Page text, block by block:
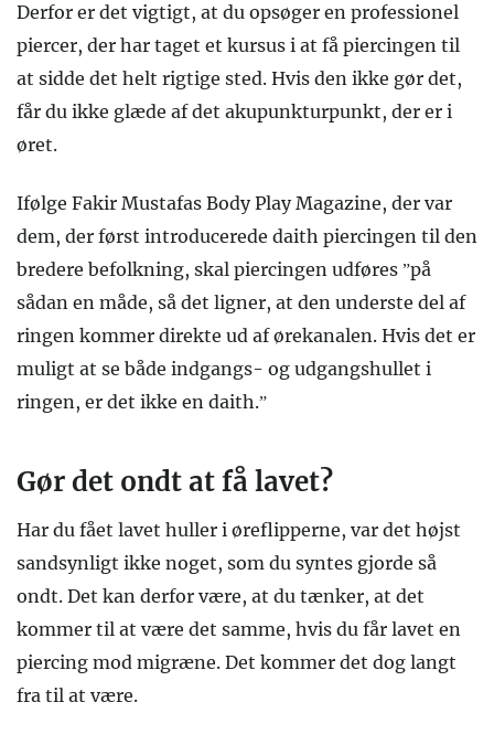
Derfor er det vigtigt, at du opsøger en professionel
piercer, der har taget et kursus i at få piercingen til
at sidde det helt rigtige sted. Hvis den ikke gør det,
får du ikke glæde af det akupunkturpunkt, der er i
øret.
Ifølge Fakir Mustafas Body Play Magazine, der var
dem, der først introducerede daith piercingen til den
bredere befolkning, skal piercingen udføres ”på
sådan en måde, så det ligner, at den underste del af
ringen kommer direkte ud af ørekanalen. Hvis det er
muligt at se både indgangs- og udgangshullet i
ringen, er det ikke en daith.”
Gør det ondt at få lavet?
Har du fået lavet huller i øreflipperne, var det højst
sandsynligt ikke noget, som du syntes gjorde så
ondt. Det kan derfor være, at du tænker, at det
kommer til at være det samme, hvis du får lavet en
piercing mod migræne. Det kommer det dog langt
fra til at være.